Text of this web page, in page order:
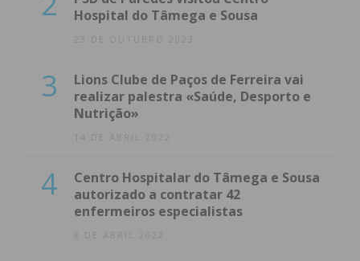
Hospital do Tâmega e Sousa
23 DE OUTUBRO 2023
3
Lions Clube de Paços de Ferreira vai
realizar palestra «Saúde, Desporto e
Nutrição»
14 DE ABRIL 2022
4
Centro Hospitalar do Tâmega e Sousa
autorizado a contratar 42
enfermeiros especialistas
8 DE ABRIL 2022